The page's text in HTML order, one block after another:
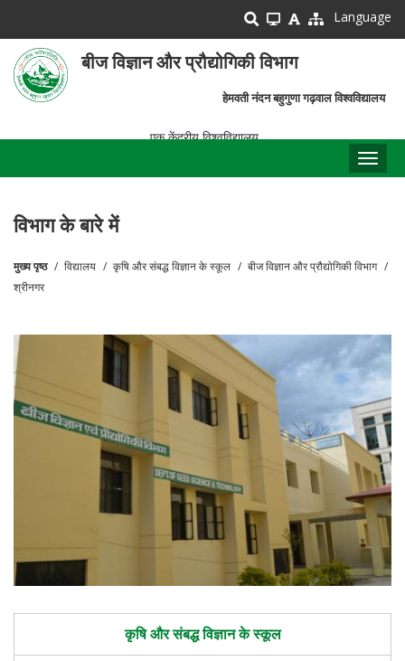
main
content
Language
बीज विज्ञान और प्रौद्योगिकी विभाग
हेमवती नंदन बहुगुणा गढ़वाल विश्वविद्यालय
एक केंद्रीय विश्वविद्यालय
विभाग के बारे में
पग
मुख्य पृष्ठ विद्यालय कृषि और संबद्ध विज्ञान के स्कूल
बीज विज्ञान और प्रौद्योगिकी विभाग
श्रीनगर
कृषि और संबद्ध विज्ञान के स्कूल